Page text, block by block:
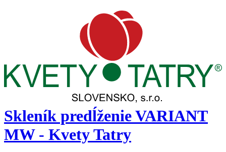
Skleník predĺženie VARIANT
MW - Kvety Tatry